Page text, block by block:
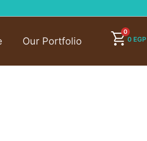
Our Portfolio
0
0 EGP